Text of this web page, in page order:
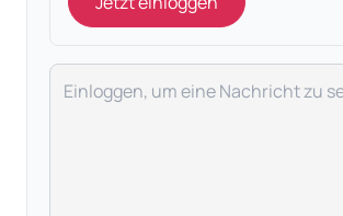
Deine Nachricht